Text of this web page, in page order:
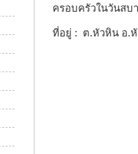
ครอบครัวในวันสบ
ที่อยู่ : ต.หัวหิน อ.หั